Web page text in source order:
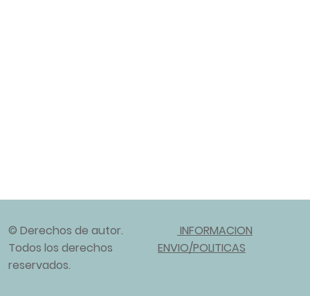
© Derechos de autor.
Todos los derechos
reservados.
INFORMACION
ENVIO/POLITICAS